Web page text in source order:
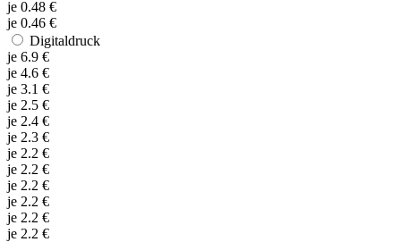
je 0.48 €
je 0.46 €
Digitaldruck
je 6.9 €
je 4.6 €
je 3.1 €
je 2.5 €
je 2.4 €
je 2.3 €
je 2.2 €
je 2.2 €
je 2.2 €
je 2.2 €
je 2.2 €
je 2.2 €